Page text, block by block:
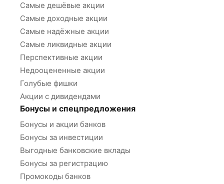
Самые дешёвые акции
Самые доходные акции
Самые надёжные акции
Самые ликвидные акции
Перспективные акции
Недооцененные акции
Голубые фишки
Акции с дивидендами
Бонусы и спецпредложения
Бонусы и акции банков
Бонусы за инвестиции
Выгодные банковские вклады
Бонусы за регистрацию
Промокоды банков